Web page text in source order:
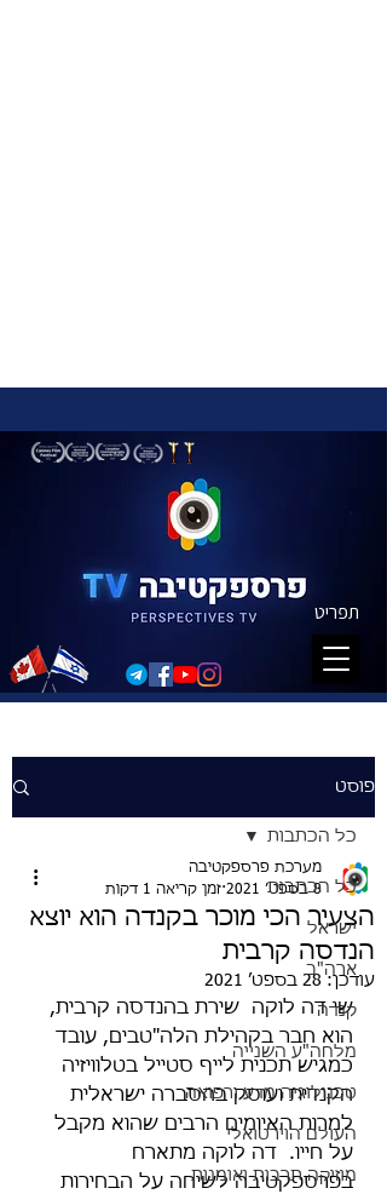
תפריט
פוסט
כל הכתבות
ישראל
ארה"ב
קנדה
מלחה"ע השנייה
טכנולוגיה מדע ורפואה
העולם הוירטואלי
מוזיקה תרבות ואומנות
כל הכתבות
הצעיר הכי מוכר בקנדה הוא יוצא
הנדסה קרבית
מערכת פרספקטיבה
8 בספט׳ 2021
זמן קריאה 1 דקות
עודכן: 28 בספט׳ 2021
שי דה לוקה  שירת בהנדסה קרבית,
הוא חבר בקהילת הלה"טבים, עובד
כמגיש תכנית לייף סטייל בטלוויזיה
הקנדית ועוסק בהסברה ישראלית
למרות האיומים הרבים שהוא מקבל
על חייו.  דה לוקה מתארח
בפרספקטיבה לשיחה על הבחירות